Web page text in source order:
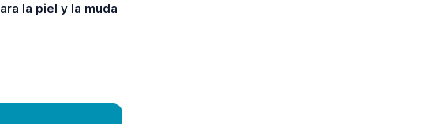
la piel y la muda